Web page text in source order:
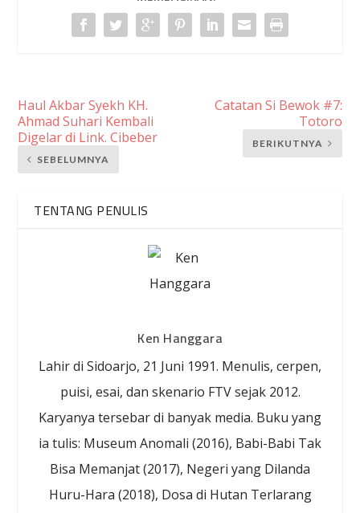
Haul Akbar Syekh KH.
Ahmad Suhari Kembali
Digelar di Link. Cibeber
SEBELUMNYA
Catatan Si Bewok #7:
Totoro
BERIKUTNYA
TENTANG PENULIS
Ken Hanggara
Lahir di Sidoarjo, 21 Juni 1991. Menulis, cerpen,
puisi, esai, dan skenario FTV sejak 2012.
Karyanya tersebar di banyak media. Buku yang
ia tulis: Museum Anomali (2016), Babi-Babi Tak
Bisa Memanjat (2017), Negeri yang Dilanda
Huru-Hara (2018), Dosa di Hutan Terlarang